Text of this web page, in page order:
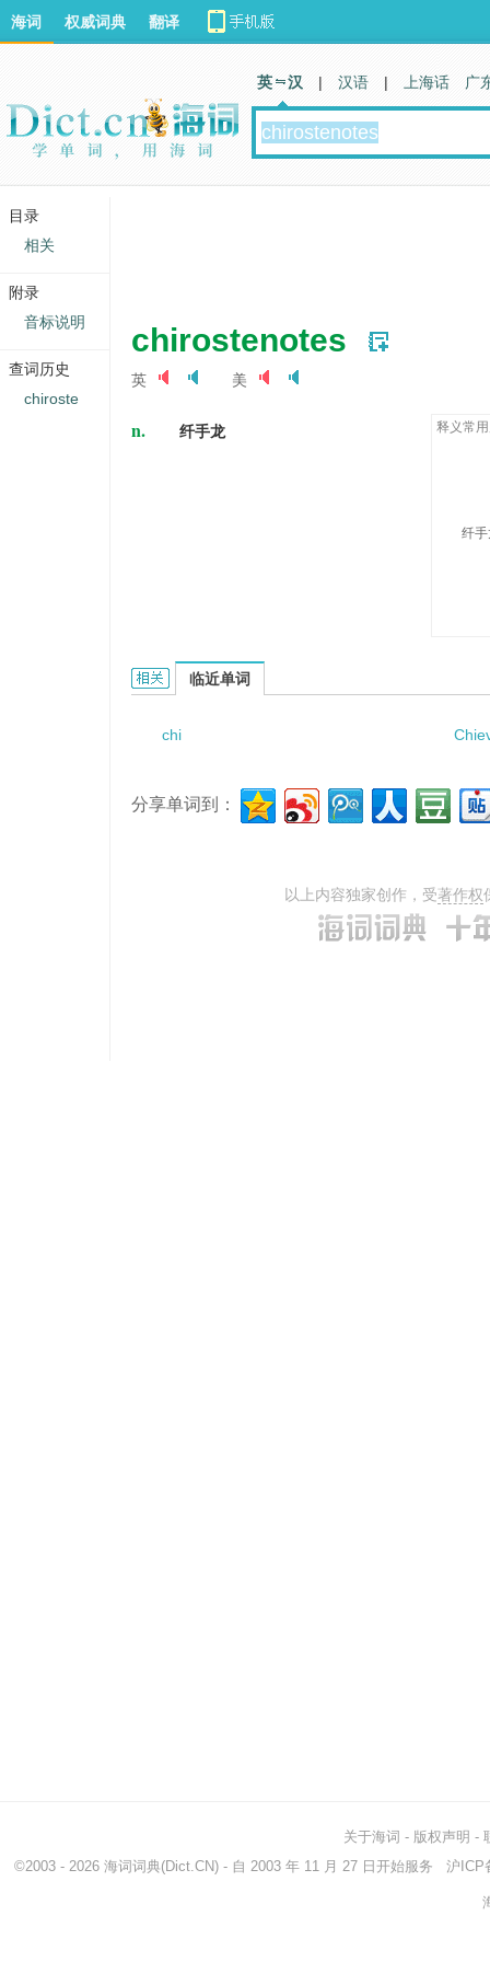
chirostenotes
英 美
n. 纤手龙 释义常
纤
Chirostenotes的相关资料：
临近单词
chi
分享单词到：
以上内容独家创作，受著作权
海词 权威词典 翻译
英 汉 | 汉语 | 上海话 广
关于海词 - 版权声明 -
©2003 - 2026 海词词典(Dict.CN) - 自 2003 年 11 月 27 日开始服务 沪ICP
目录
相关
附录
音标说明
查词历史
chiroste